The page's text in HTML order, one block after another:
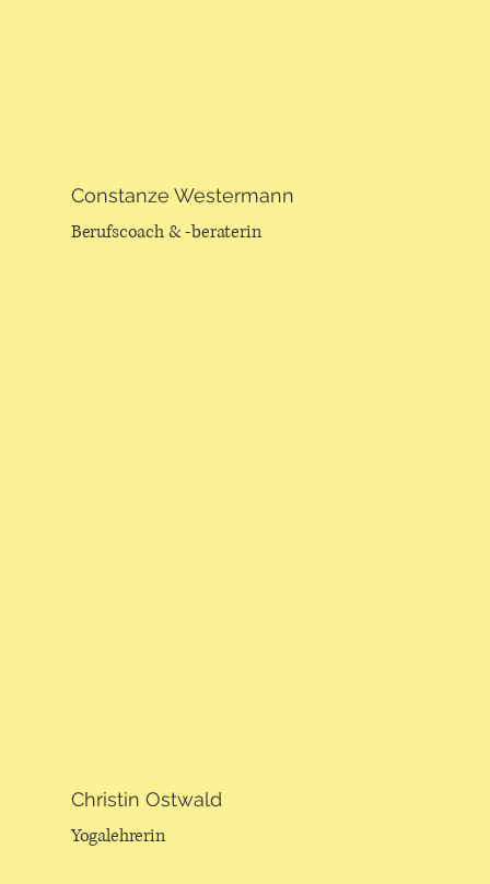
Constanze Westermann
Berufscoach & -beraterin
Christin Ostwald
Yogalehrerin